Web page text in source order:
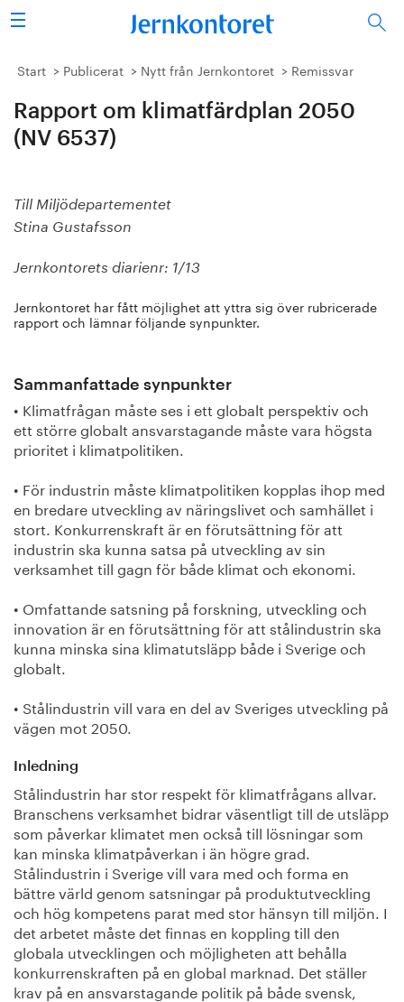
Sök
Stålindustrin
Vision 2050
Energi/miljö
Om oss
Start Publicerat Nytt från Jernkontoret Remissvar
Rapport om klimatfärdplan 2050
(NV 6537)
Till Miljödepartementet
Stina Gustafsson
Jernkontorets diarienr: 1/13
Jernkontoret har fått möjlighet att yttra sig över rubricerade
rapport och lämnar följande synpunkter.
Sammanfattade synpunkter
• Klimatfrågan måste ses i ett globalt perspektiv och
ett större globalt ansvarstagande måste vara högsta
prioritet i klimatpolitiken.
• För industrin måste klimatpolitiken kopplas ihop med
en bredare utveckling av näringslivet och samhället i
stort. Konkurrenskraft är en förutsättning för att
industrin ska kunna satsa på utveckling av sin
verksamhet till gagn för både klimat och ekonomi.
• Omfattande satsning på forskning, utveckling och
innovation är en förutsättning för att stålindustrin ska
kunna minska sina klimatutsläpp både i Sverige och
globalt.
• Stålindustrin vill vara en del av Sveriges utveckling på
vägen mot 2050.
Inledning
Stålindustrin har stor respekt för klimatfrågans allvar.
Branschens verksamhet bidrar väsentligt till de utsläpp
som påverkar klimatet men också till lösningar som
kan minska klimatpåverkan i än högre grad.
Stålindustrin i Sverige vill vara med och forma en
bättre värld genom satsningar på produktutveckling
och hög kompetens parat med stor hänsyn till miljön. I
det arbetet måste det finnas en koppling till den
globala utvecklingen och möjligheten att behålla
konkurrenskraften på en global marknad. Det ställer
krav på en ansvarstagande politik på både svensk,